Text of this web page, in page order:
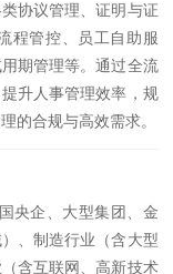
协议管理、证明与证
程管控、员工自助服
期管理等。通过全流
升人事管理效率，规
的合规与高效需求。
央企、大型集团、金
、制造行业（含大型
含互联网、高新技术